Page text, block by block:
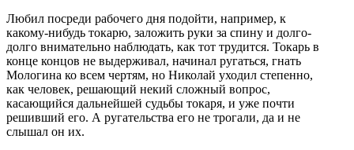
Любил посреди рабочего дня подойти, например, к
какому-нибудь токарю, заложить руки за спину и долго-
долго внимательно наблюдать, как тот трудится. Токарь в
конце концов не выдерживал, начинал ругаться, гнать
Мологина ко всем чертям, но Николай уходил степенно,
как человек, решающий некий сложный вопрос,
касающийся дальнейшей судьбы токаря, и уже почти
решивший его. А ругательства его не трогали, да и не
слышал он их.